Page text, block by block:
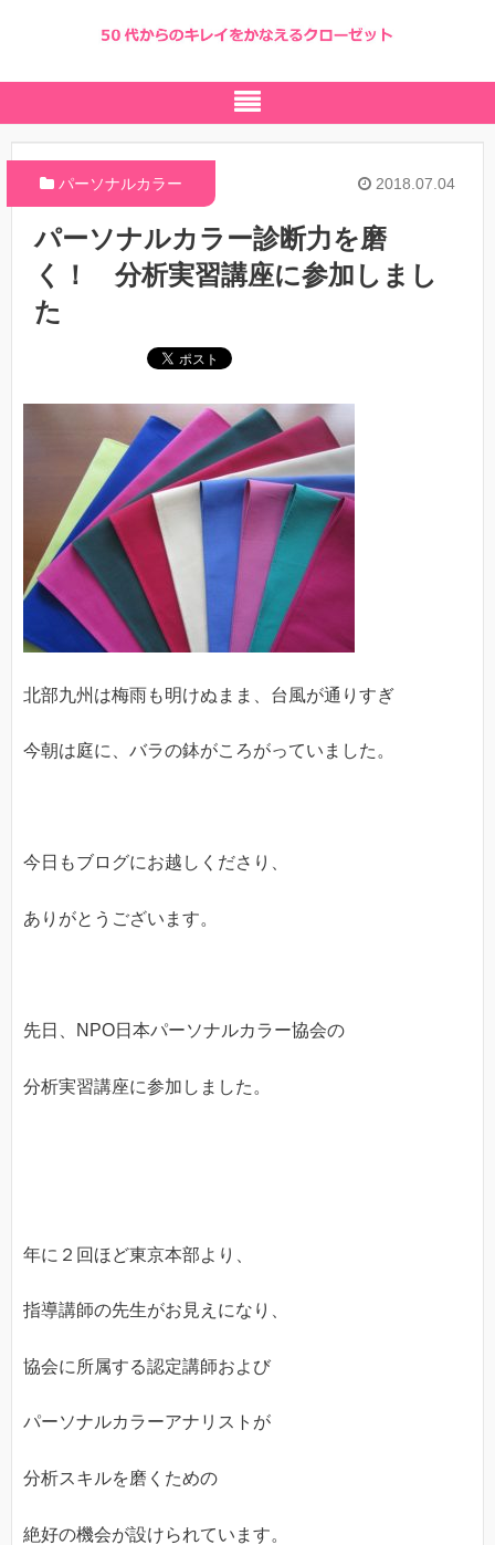
2018.07.04
パーソナルカラー
パーソナルカラー診断力を磨
く！ 分析実習講座に参加しまし
た
北部九州は梅雨も明けぬまま、台風が通りすぎ
今朝は庭に、バラの鉢がころがっていました。
今日もブログにお越しくださり、
ありがとうございます。
先日、NPO日本パーソナルカラー協会の
分析実習講座に参加しました。
年に２回ほど東京本部より、
指導講師の先生がお見えになり、
協会に所属する認定講師および
パーソナルカラーアナリストが
分析スキルを磨くための
絶好の機会が設けられています。